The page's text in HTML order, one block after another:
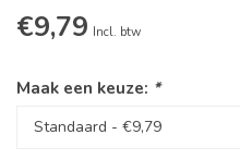
€9,79 Incl. btw
Maak een keuze: *